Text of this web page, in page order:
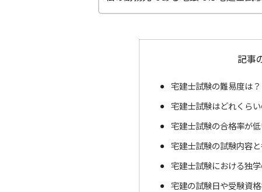
記事
宅建士試験の難易度は？
宅建士試験はどれくら
宅建士試験の合格率が
宅建士試験の試験内容
宅建士試験における独
宅建の試験日や受験資